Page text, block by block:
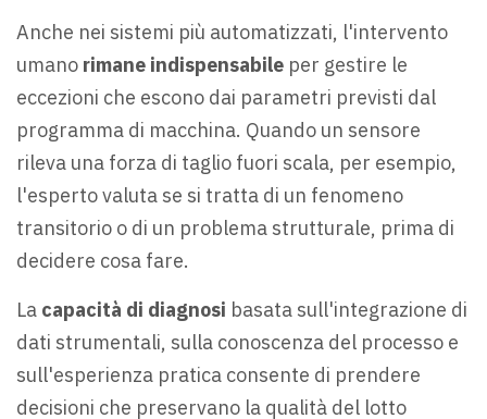
Anche nei sistemi più automatizzati, l'intervento
umano rimane indispensabile per gestire le
eccezioni che escono dai parametri previsti dal
programma di macchina. Quando un sensore
rileva una forza di taglio fuori scala, per esempio,
l'esperto valuta se si tratta di un fenomeno
transitorio o di un problema strutturale, prima di
decidere cosa fare.
La capacità di diagnosi basata sull'integrazione di
dati strumentali, sulla conoscenza del processo e
sull'esperienza pratica consente di prendere
decisioni che preservano la qualità del lotto